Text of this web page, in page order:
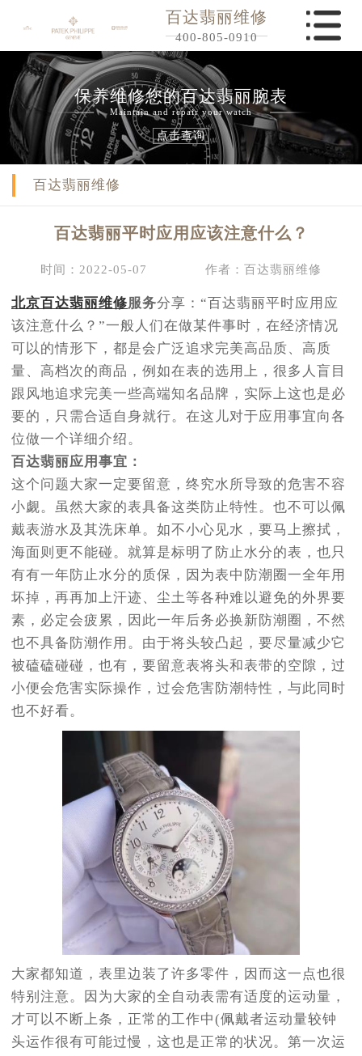
百达翡丽维修
400-805-0910
保养维修您的百达翡丽腕表
Maintain and repair your watch
点击查询
百达翡丽维修
百达翡丽平时应用应该注意什么？
时间：2022-05-07 作者：百达翡丽维修
北京百达翡丽维修服务分享：“百达翡丽平时应用应
该注意什么？”一般人们在做某件事时，在经济情况
可以的情形下，都是会广泛追求完美高品质、高质
量、高档次的商品，例如在表的选用上，很多人盲目
跟风地追求完美一些高端知名品牌，实际上这也是必
要的，只需合适自身就行。在这儿对于应用事宜向各
位做一个详细介绍。
百达翡丽应用事宜：
这个问题大家一定要留意，终究水所导致的危害不容
小觑。虽然大家的表具备这类防止特性。也不可以佩
戴表游水及其洗床单。如不小心见水，要马上擦拭，
海面则更不能碰。就算是标明了防止水分的表，也只
有有一年防止水分的质保，因为表中防潮圈一全年用
坏掉，再再加上汗迹、尘土等各种难以避免的外界要
素，必定会疲累，因此一年后务必换新防潮圈，不然
也不具备防潮作用。由于将头较凸起，要尽量减少它
被磕磕碰碰，也有，要留意表将头和表带的空隙，过
小便会危害实际操作，过会危害防潮特性，与此同时
也不好看。
大家都知道，表里边装了许多零件，因而这一点也很
特别注意。因为大家的全自动表需有适度的运动量，
才可以不断上条，正常的工作中(佩戴者运动量较钟
头运作很有可能过慢，这也是正常的状况。第一次运